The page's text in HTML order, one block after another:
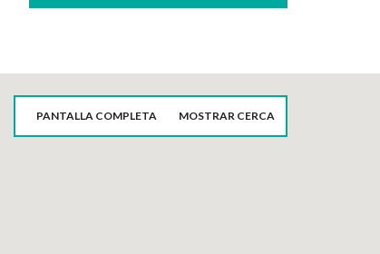
PANTALLA COMPLETA MOSTRAR CERCA